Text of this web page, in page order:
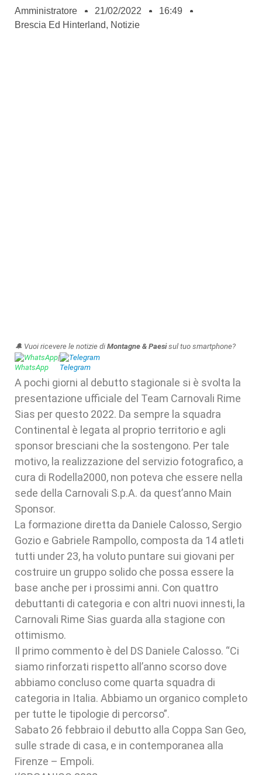
Amministratore 21/02/2022
16:49
Brescia Ed Hinterland, Notizie
🔔 Vuoi ricevere le notizie di Montagne & Paesisul tuo smartphone?
WhatsApp| Telegram
A pochi giorni al debutto stagionale si è svolta la
presentazione ufficiale del Team Carnovali Rime
Sias per questo 2022. Da sempre la squadra
Continental è legata al proprio territorio e agli
sponsor bresciani che la sostengono. Per tale
motivo, la realizzazione del servizio fotografico, a
cura di Rodella2000, non poteva che essere nella
sede della Carnovali S.p.A. da quest’anno Main
Sponsor.
La formazione diretta da Daniele Calosso, Sergio
Gozio e Gabriele Rampollo, composta da 14 atleti
tutti under 23, ha voluto puntare sui giovani per
costruire un gruppo solido che possa essere la
base anche per i prossimi anni. Con quattro
debuttanti di categoria e con altri nuovi innesti, la
Carnovali Rime Sias guarda alla stagione con
ottimismo.
Il primo commento è del DS Daniele Calosso. “Ci
siamo rinforzati rispetto all’anno scorso dove
abbiamo concluso come quarta squadra di
categoria in Italia. Abbiamo un organico completo
per tutte le tipologie di percorso”.
Sabato 26 febbraio il debutto alla Coppa San Geo,
sulle strade di casa, e in contemporanea alla
Firenze – Empoli.